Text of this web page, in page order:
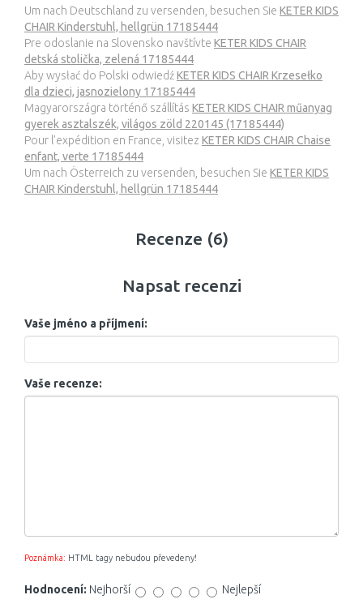
Um nach Deutschland zu versenden, besuchen Sie KETER KIDS
CHAIR Kinderstuhl, hellgrün 17185444
Pre odoslanie na Slovensko navštívte KETER KIDS CHAIR
detská stolička, zelená 17185444
Aby wysłać do Polski odwiedźKETER KIDS CHAIR Krzesełko
dla dzieci, jasnozielony 17185444
Magyarországra történő szállítás KETER KIDS CHAIR műanyag
gyerek asztalszék, világos zöld 220145 (17185444)
Pour l’expédition en France, visitez KETER KIDS CHAIR Chaise
enfant, verte 17185444
Um nach Österreich zu versenden, besuchen Sie KETER KIDS
CHAIR Kinderstuhl, hellgrün 17185444
Recenze (6)
Napsat recenzi
Vaše jméno a příjmení:
Vaše recenze:
Poznámka: HTML tagy nebudou převedeny!
Hodnocení: Nejhorší Nejlepší